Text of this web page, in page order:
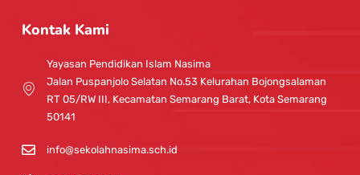
t
a
g
r
a
m
t
u
b
e
Kontak Kami
Yayasan Pendidikan Islam Nasima
Jalan Puspanjolo Selatan No.53 Kelurahan Bojongsalaman
RT 05/RW III, Kecamatan Semarang Barat, Kota Semarang
50141
info@sekolahnasima.sch.id